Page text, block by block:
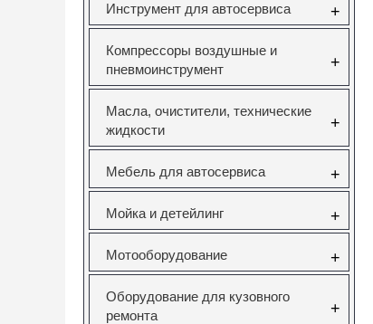
Инструмент для автосервиса +
Компрессоры воздушные и
пневмоинструмент
+
Масла, очистители, технические
жидкости
+
Мебель для автосервиса +
Мойка и детейлинг +
Мотооборудование +
Оборудование для кузовного
ремонта
+